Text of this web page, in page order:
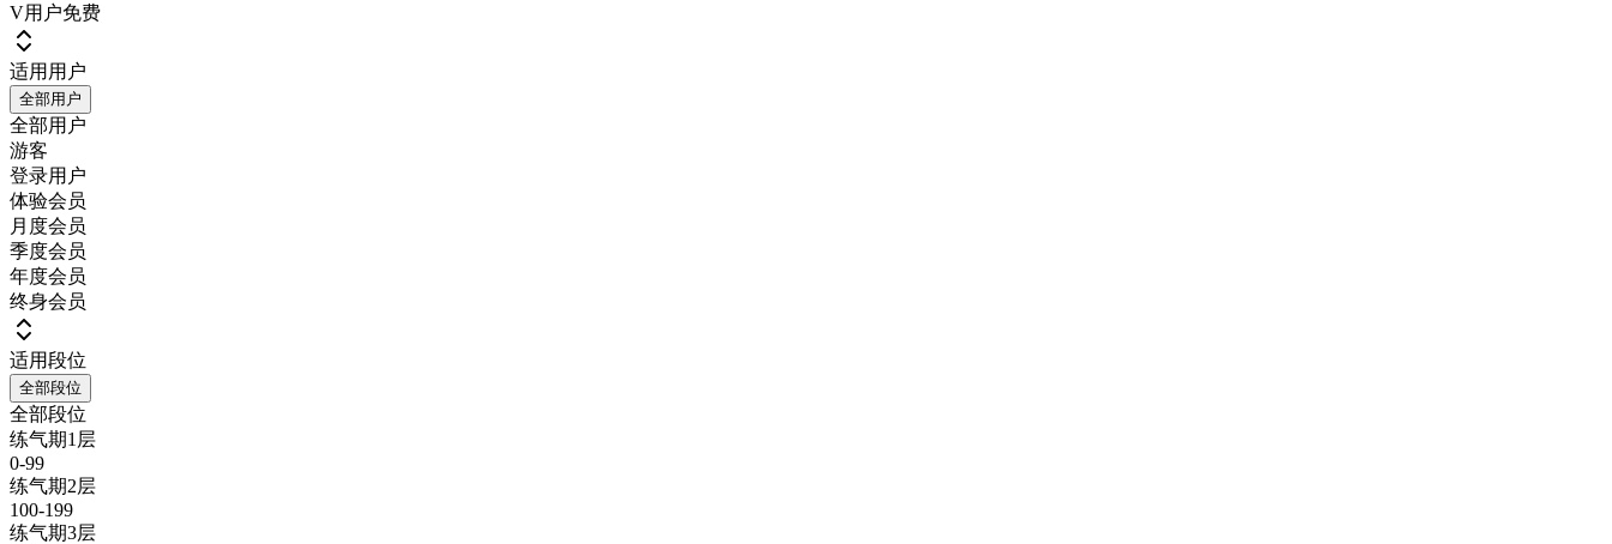
V用户免费
适用用户
全部用户
全部用户
游客
登录用户
体验会员
月度会员
季度会员
年度会员
终身会员
适用段位
全部段位
全部段位
练气期1层
0-99
练气期2层
100-199
练气期3层